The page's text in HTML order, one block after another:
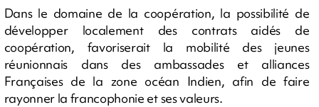
Dans le domaine de la coopération, la possibilité de
développer localement des contrats aidés de
coopération, favoriserait la mobilité des jeunes
réunionnais dans des ambassades et alliances
Françaises de la zone océan Indien, afin de faire
rayonner la francophonie et ses valeurs.